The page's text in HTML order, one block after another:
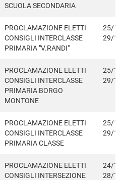
SCUOLA SECONDARIA
PROCLAMAZIONE ELETTI
CONSIGLI INTERCLASSE
PRIMARIA "V.RANDI"
25/
29/
PROCLAMAZIONE ELETTI
CONSIGLI INTERCLASSE
PRIMARIA BORGO
MONTONE
25/
29/
PROCLAMAZIONE ELETTI
CONSIGLI INTERCLASSE
PRIMARIA CLASSE
25/
29/
PROCLAMAZIONE ELETTI
CONSIGLI INTERSEZIONE
24/
28/